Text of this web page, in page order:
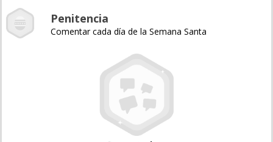
Penitencia
Comentar cada día de la Semana Santa